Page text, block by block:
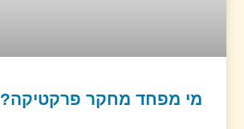
מי מפחד מחקר פרקטיקה?